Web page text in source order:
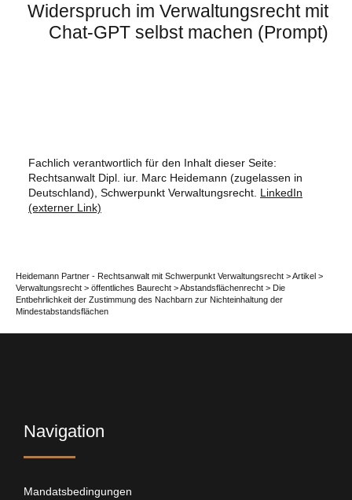
Widerspruch im Verwaltungsrecht mit
Chat-GPT selbst machen (Prompt)
Fachlich verantwortlich für den Inhalt dieser Seite:
Rechtsanwalt Dipl. iur. Marc Heidemann (zugelassen in
Deutschland), Schwerpunkt Verwaltungsrecht. LinkedIn
(externer Link)
Heidemann Partner - Rechtsanwalt mit Schwerpunkt Verwaltungsrecht >Artikel >
Verwaltungsrecht > öffentliches Baurecht >Abstandsflächenrecht > Die
Entbehrlichkeit der Zustimmung des Nachbarn zur Nichteinhaltung der
Mindestabstandsflächen
Navigation
Mandatsbedingungen